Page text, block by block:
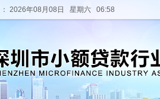
： 2026年08月08日 星期六 06:58